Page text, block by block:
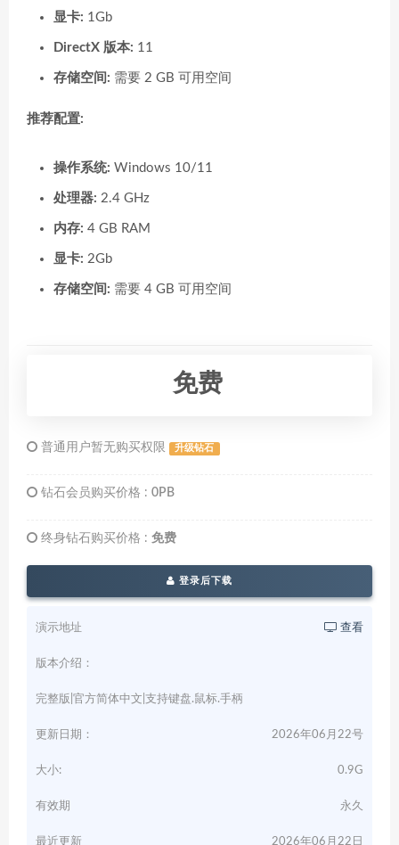
显卡: 1Gb
DirectX 版本: 11
存储空间: 需要 2 GB 可用空间
推荐配置:
操作系统: Windows 10/11
处理器: 2.4 GHz
内存: 4 GB RAM
显卡: 2Gb
存储空间: 需要 4 GB 可用空间
免费
普通用户暂无购买权限 升级钻石
钻石会员购买价格 : 0PB
终身钻石购买价格 : 免费
登录后下载
演示地址 查看
版本介绍：
完整版|官方简体中文|支持键盘.鼠标.手柄
更新日期： 2026年06月22号
大小: 0.9G
有效期 永久
最近更新 2026年06月22日